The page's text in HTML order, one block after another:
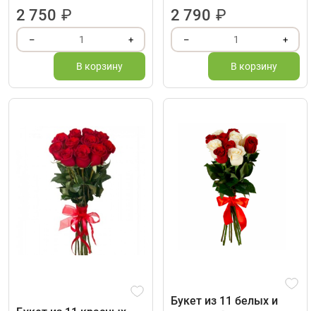
2 750 ₽
– 1 +
В корзину
2 790 ₽
– 1 +
В корзину
Букет из 11 белых и